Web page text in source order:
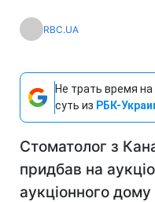
RBC.UA
Не трать время
суть из РБК-
Стоматолог з
придбав на
аукціонного